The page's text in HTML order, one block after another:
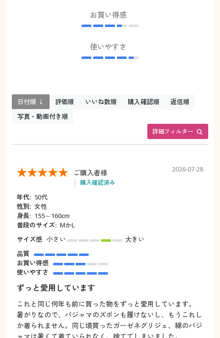
お買い得感
使いやすさ
詳細フィルター
日付順 ↓ 評価順 いいね数順 購入確認順
返信順
写真・動画付き順
ご購入者様
購入確認済み
2026-07-28
年代: 50代
性別: 女性
身長: 155～160cm
普段のサイズ: MかL
サイズ感 小さい
大きい
品質
お買い得感
使いやすさ
ずっと愛用しています
これと同じ何年も前に買った物をずっと愛用しています。
暑がりなので、パジャマのズボンも履けないし、もうこれし
か着られません。同じ頃買ったガーゼネグリジェ、綿のパジ